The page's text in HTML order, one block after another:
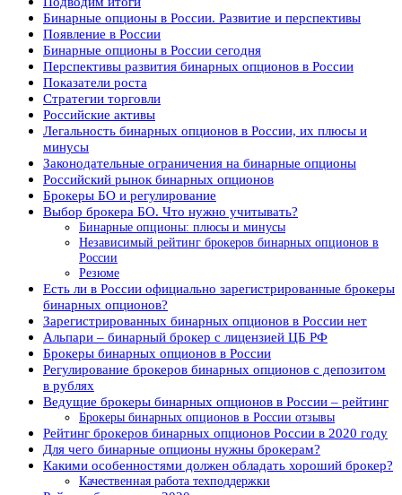
Бинарные опционы в России. Развитие и перспективы
Появление в России
Бинарные опционы в России сегодня
Перспективы развития бинарных опционов в России
Показатели роста
Стратегии торговли
Российские активы
Легальность бинарных опционов в России, их плюсы и
минусы
Законодательные ограничения на бинарные опционы
Российский рынок бинарных опционов
Брокеры БО и регулирование
Выбор брокера БО. Что нужно учитывать?
Бинарные опционы: плюсы и минусы
Независимый рейтинг брокеров бинарных опционов в
России
Резюме
Есть ли в России официально зарегистрированные брокеры
бинарных опционов?
Зарегистрированных бинарных опционов в России нет
Альпари – бинарный брокер с лицензией ЦБ РФ
Брокеры бинарных опционов в России
Регулирование брокеров бинарных опционов с депозитом
в рублях
Ведущие брокеры бинарных опционов в России – рейтинг
Брокеры бинарных опционов в России отзывы
Рейтинг брокеров бинарных опционов России в 2020 году
Для чего бинарные опционы нужны брокерам?
Какими особенностями должен обладать хороший брокер?
Качественная работа техподдержки